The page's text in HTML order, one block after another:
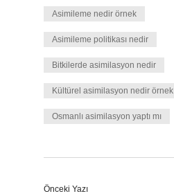
Asimileme nedir örnek
Asimileme politikası nedir
Bitkilerde asimilasyon nedir
Kültürel asimilasyon nedir örnek
Osmanlı asimilasyon yaptı mı
Önceki Yazı